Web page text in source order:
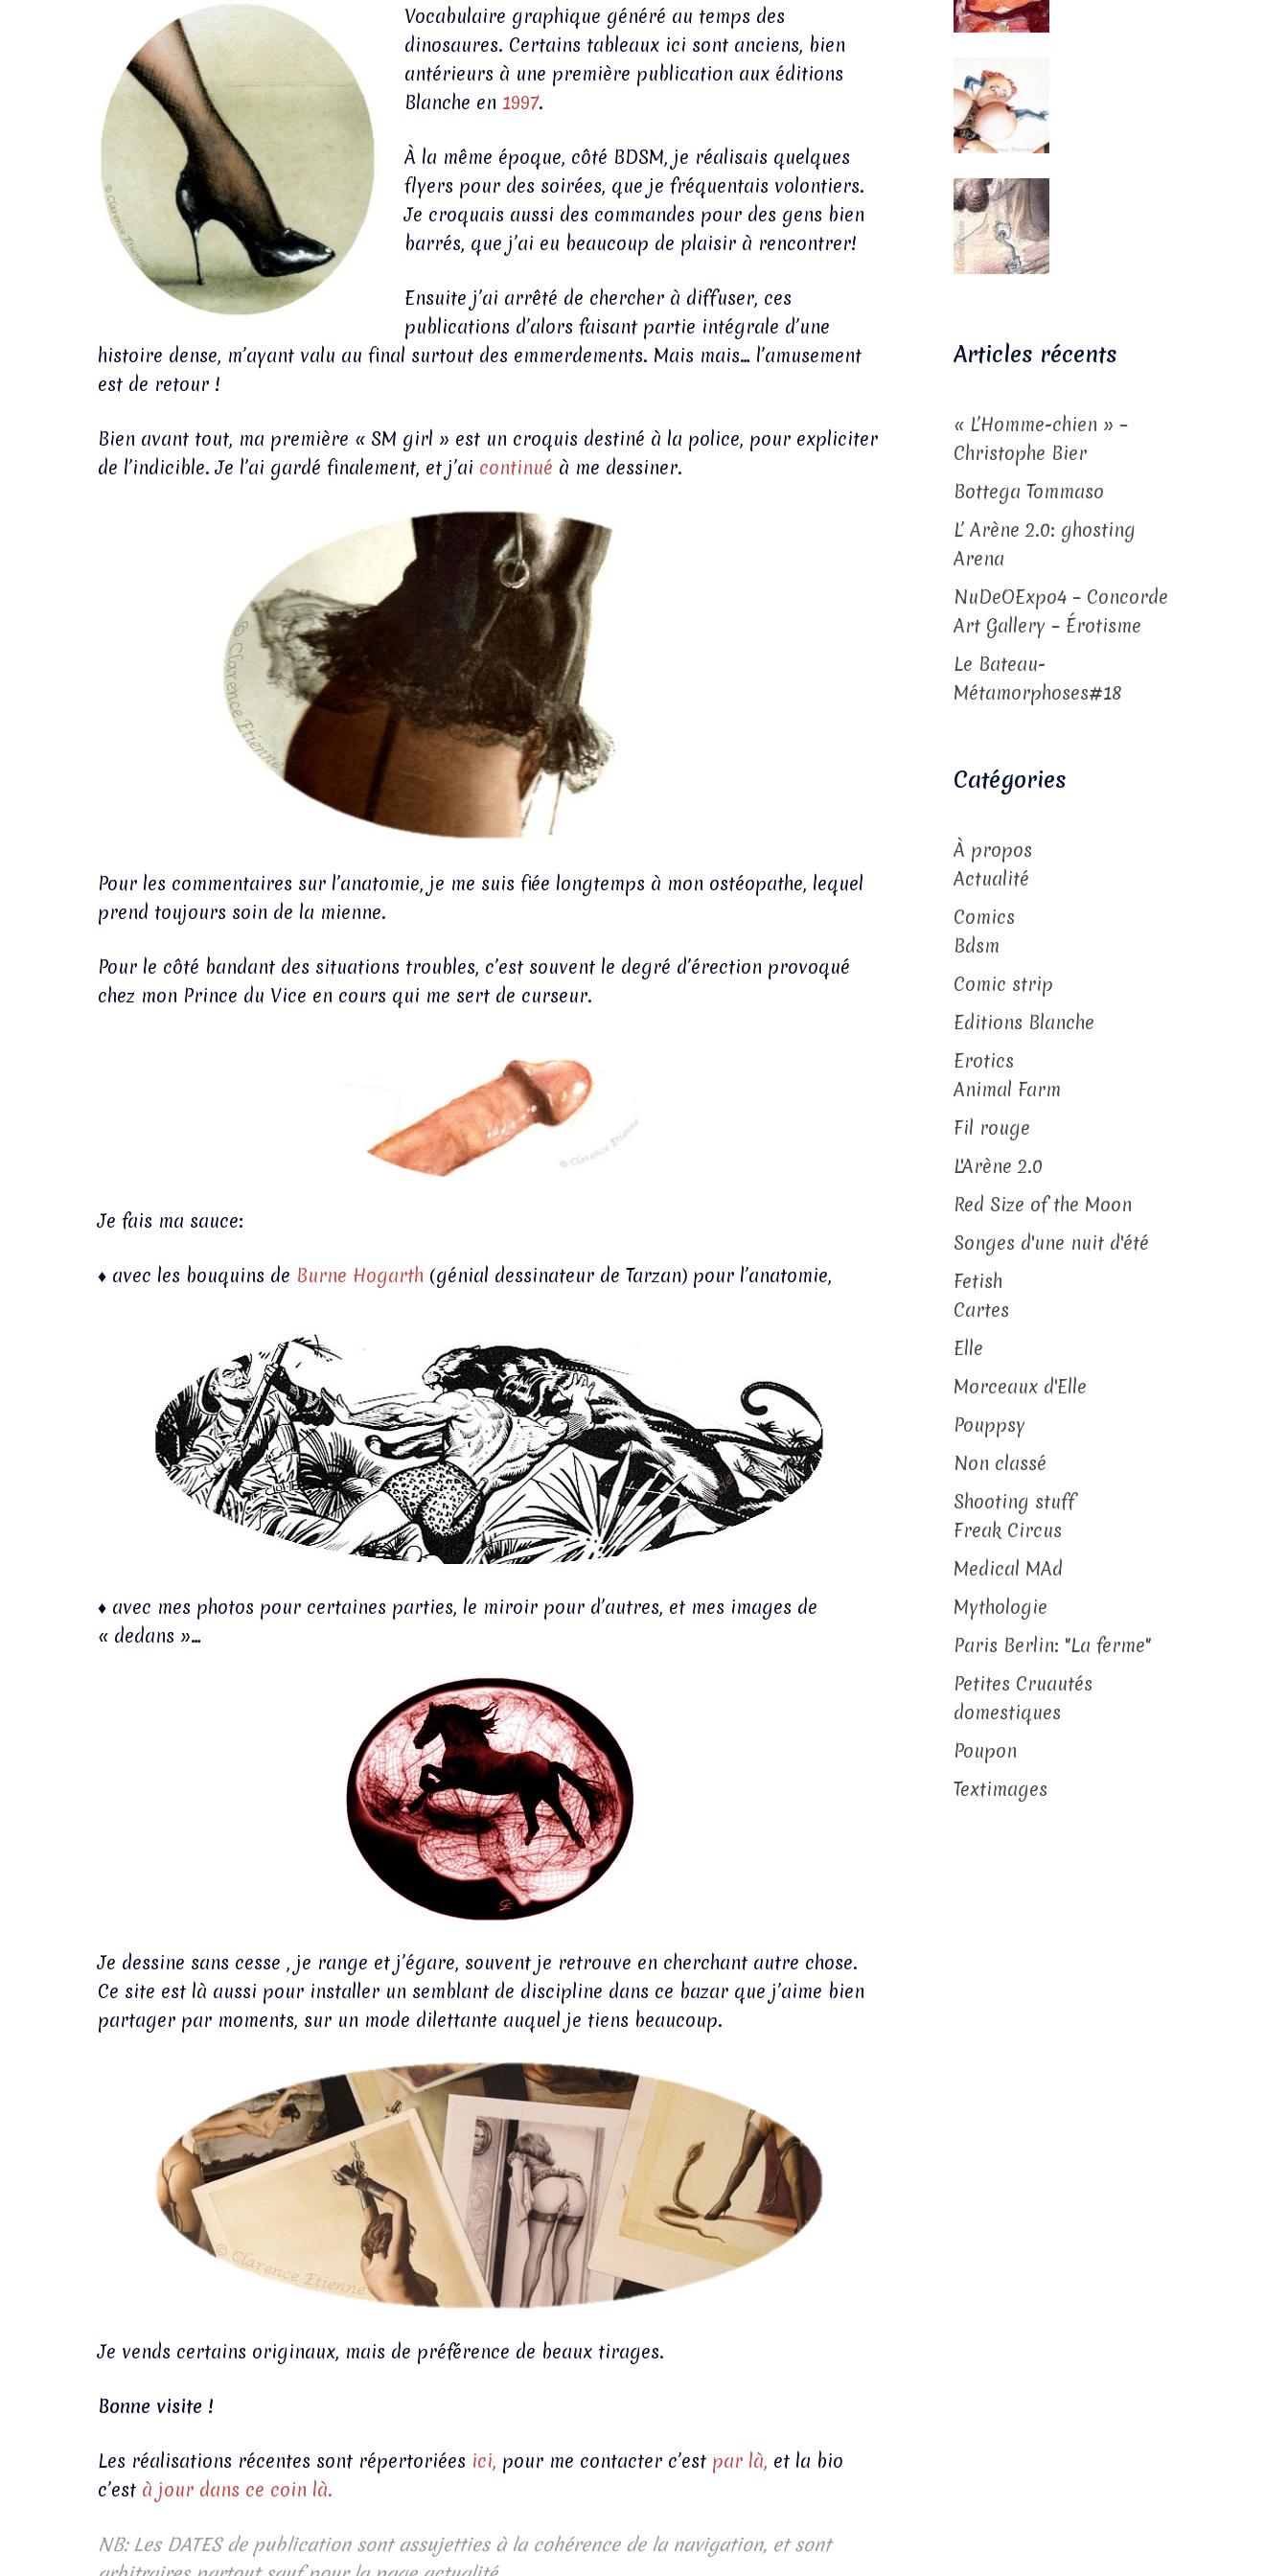
Vocabulaire graphique généré au temps des
dinosaures. Certains tableaux ici sont anciens, bien
antérieurs à une première publication aux éditions
Blanche en 1997.
À la même époque, côté BDSM, je réalisais quelques
flyers pour des soirées, que je fréquentais volontiers.
Je croquais aussi des commandes pour des gens bien
barrés, que j’ai eu beaucoup de plaisir à rencontrer!
Ensuite j’ai arrêté de chercher à diffuser, ces
publications d’alors faisant partie intégrale d’une
histoire dense, m’ayant valu au final surtout des emmerdements. Mais mais… l’amusement
est de retour !
Bien avant tout, ma première « SM girl » est un croquis destiné à la police, pour expliciter
de l’indicible. Je l’ai gardé finalement, et j’ai continué à me dessiner.
Pour les commentaires sur l’anatomie, je me suis fiée longtemps à mon ostéopathe, lequel
prend toujours soin de la mienne.
Pour le côté bandant des situations troubles, c’est souvent le degré d’érection provoqué
chez mon Prince du Vice en cours qui me sert de curseur.
Je fais ma sauce:
♦ avec les bouquins de Burne Hogarth (génial dessinateur de Tarzan) pour l’anatomie,
♦ avec mes photos pour certaines parties, le miroir pour d’autres, et mes images de
« dedans »…
Je dessine sans cesse , je range et j’égare, souvent je retrouve en cherchant autre chose.
Ce site est là aussi pour installer un semblant de discipline dans ce bazar que j’aime bien
partager par moments, sur un mode dilettante auquel je tiens beaucoup.
Je vends certains originaux, mais de préférence de beaux tirages.
Bonne visite !
Les réalisations récentes sont répertoriées ici, pour me contacter c’est par là, et la bio
c’est à jour dans ce coin là.
NB: Les DATES de publication sont assujetties à la cohérence de la navigation, et sont
Articles récents
« L’Homme-chien » –
Christophe Bier
Bottega Tommaso
L’ Arène 2.0: ghosting
Arena
NuDeOExpo4 – Concorde
Art Gallery – Érotisme
Le Bateau-
Métamorphoses#18
Catégories
À propos
Actualité
Comics
Bdsm
Comic strip
Editions Blanche
Erotics
Animal Farm
Fil rouge
L'Arène 2.0
Red Size of the Moon
Songes d'une nuit d'été
Fetish
Cartes
Elle
Morceaux d'Elle
Pouppsy
Non classé
Shooting stuff
Freak Circus
Medical MAd
Mythologie
Paris Berlin: "La ferme"
Petites Cruautés
domestiques
Poupon
Textimages